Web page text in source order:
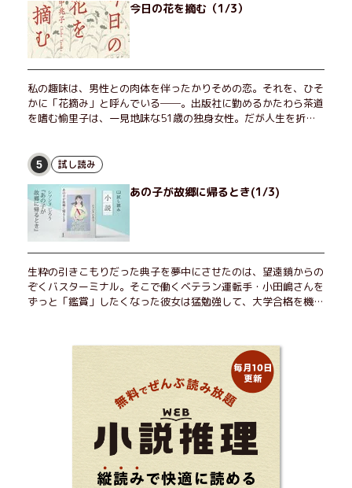
今日の花を摘む（1/3）
私の趣味は、男性との肉体を伴ったかりそめの恋。それを、ひそ
かに「花摘み」と呼んでいる──。出版社に勤めるかたわら茶道
を嗜む愉里子は、一見地味な51歳の独身女性。だが人生を折り
せる男が現れた。茶の湯の粋人、70歳の万江島だ。だが彼に
は、ある秘密があった……。自分の心と身体を偽らない女たちの
姿と、その連帯を描く。赤裸々にして切実な、セクシュアリティ
をめぐる物語。
5 試し読み
あの子が故郷に帰るとき(1/3)
生粋の引きこもりだった典子を夢中にさせたのは、望遠鏡からの
ぞくバスターミナル。そこで働くベテラン運転手・小田嶋さんを
ずっと「鑑賞」したくなった彼女は猛勉強して、大学合格を機に
る！ 地元が恋しくなったとき、どこか遠くへ逃げたいときは読
んで下さい。孤独を愛する人のお守りになる、くすっと、うるっ